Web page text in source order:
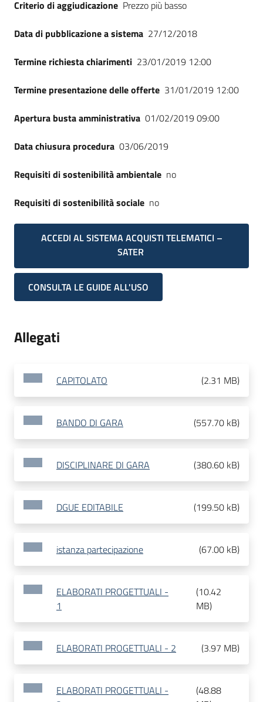
Criterio di aggiudicazione Prezzo più basso
Data di pubblicazione a sistema 27/12/2018
Termine richiesta chiarimenti 23/01/2019 12:00
Termine presentazione delle offerte 31/01/2019 12:00
Apertura busta amministrativa 01/02/2019 09:00
Data chiusura procedura 03/06/2019
Requisiti di sostenibilità ambientale no
Requisiti di sostenibilità sociale no
ACCEDI AL SISTEMA ACQUISTI TELEMATICI –
SATER
CONSULTA LE GUIDE ALL'USO
Allegati
CAPITOLATO (2.31 MB)
BANDO DI GARA (557.70 kB)
DISCIPLINARE DI GARA (380.60 kB)
DGUE EDITABILE (199.50 kB)
istanza partecipazione (67.00 kB)
ELABORATI PROGETTUALI -
1
(10.42
MB)
ELABORATI PROGETTUALI - 2 (3.97 MB)
ELABORATI PROGETTUALI -
(48.88